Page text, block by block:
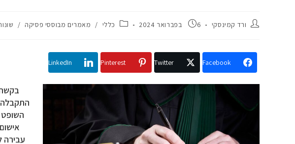
ורד קמינסקי 6 בפברואר 2024 כללי / מאמרים מבוססי פסיקה /
Facebook
Twitter
Pinterest
LinkedIn
התקבלה
עבירה לפי סעיף 192